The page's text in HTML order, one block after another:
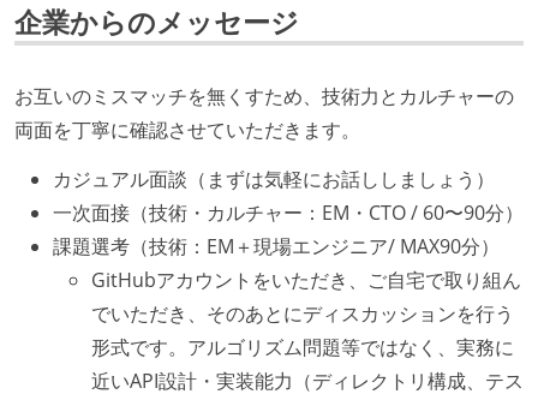
化を行う役割の人・部門が存在する
ング部門の人間が経営に参加している
社外から登壇を依頼・指名を受けるようなエンジニア
が在籍している
エンジニアが自発的に外部のイベントやカンファレン
スに登壇している
最新技術を追いかけるための社内勉強会が定期開催さ
れ、参加者が自主的に参加している
Slack等で、最新技術の良し悪しをメンバーがよく会話
している
企業からのメッセージ
お互いのミスマッチを無くすため、技術力とカルチャーの
両面を丁寧に確認させていただきます。
カジュアル面談（まずは気軽にお話ししましょう）
一次面接（技術・カルチャー：EM・CTO / 60〜90分）
課題選考（技術：EM＋現場エンジニア/ MAX90分）
GitHubアカウントをいただき、ご自宅で取り組ん
でいただき、そのあとにディスカッションを行う
形式です。アルゴリズム問題等ではなく、実務に
近いAPI設計・実装能力（ディレクトリ構成、テス